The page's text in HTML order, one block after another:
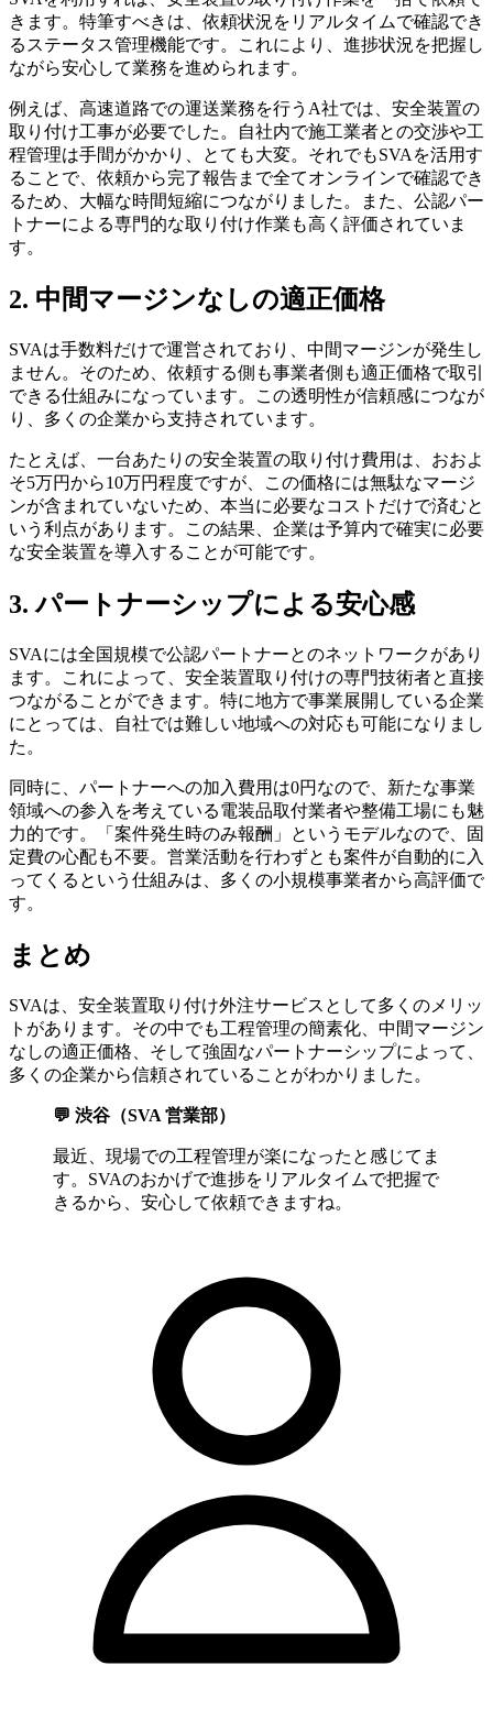
きます。特筆すべきは、依頼状況をリアルタイムで確認でき
るステータス管理機能です。これにより、進捗状況を把握し
ながら安心して業務を進められます。
例えば、高速道路での運送業務を行うA社では、安全装置の
取り付け工事が必要でした。自社内で施工業者との交渉や工
程管理は手間がかかり、とても大変。それでもSVAを活用す
ることで、依頼から完了報告まで全てオンラインで確認でき
るため、大幅な時間短縮につながりました。また、公認パー
トナーによる専門的な取り付け作業も高く評価されていま
す。
2. 中間マージンなしの適正価格
SVAは手数料だけで運営されており、中間マージンが発生し
ません。そのため、依頼する側も事業者側も適正価格で取引
できる仕組みになっています。この透明性が信頼感につなが
り、多くの企業から支持されています。
たとえば、一台あたりの安全装置の取り付け費用は、おおよ
そ5万円から10万円程度ですが、この価格には無駄なマージ
ンが含まれていないため、本当に必要なコストだけで済むと
いう利点があります。この結果、企業は予算内で確実に必要
な安全装置を導入することが可能です。
3. パートナーシップによる安心感
SVAには全国規模で公認パートナーとのネットワークがあり
ます。これによって、安全装置取り付けの専門技術者と直接
つながることができます。特に地方で事業展開している企業
にとっては、自社では難しい地域への対応も可能になりまし
た。
同時に、パートナーへの加入費用は0円なので、新たな事業
領域への参入を考えている電装品取付業者や整備工場にも魅
力的です。「案件発生時のみ報酬」というモデルなので、固
定費の心配も不要。営業活動を行わずとも案件が自動的に入
ってくるという仕組みは、多くの小規模事業者から高評価で
す。
まとめ
SVAは、安全装置取り付け外注サービスとして多くのメリッ
トがあります。その中でも工程管理の簡素化、中間マージン
なしの適正価格、そして強固なパートナーシップによって、
多くの企業から信頼されていることがわかりました。
💬 渋谷（SVA 営業部）
最近、現場での工程管理が楽になったと感じてま
す。SVAのおかげで進捗をリアルタイムで把握で
きるから、安心して依頼できますね。